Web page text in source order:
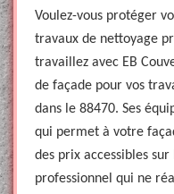
Voulez-vous protéger
travaux de nettoyage
travaillez avec EB
de façade pour vos
dans le 88470. Ses
qui permet à votre
des prix accessibles sur
professionnel qui ne